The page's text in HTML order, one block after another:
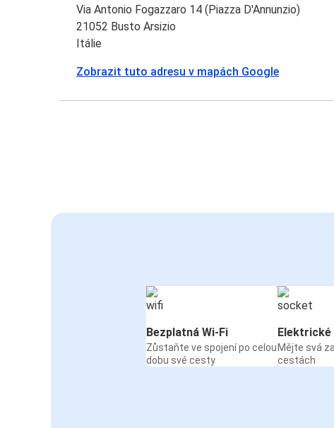
Via Antonio Fogazzaro 14 (Piazza D'Annunzio)
21052 Busto Arsizio
Itálie
Zobrazit tuto adresu v mapách Google
Bezplatná Wi-Fi
Zůstaňte ve spojení po celou
dobu své cesty
Elektrické
Mějte svá
cestách